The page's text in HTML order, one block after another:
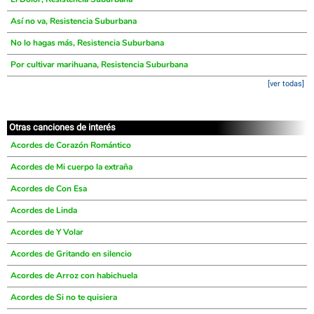
Así no va, Resistencia Suburbana
No lo hagas más, Resistencia Suburbana
Por cultivar marihuana, Resistencia Suburbana
[ver todas]
Otras canciones de interés
Acordes de Corazón Romántico
Acordes de Mi cuerpo la extraña
Acordes de Con Esa
Acordes de Linda
Acordes de Y Volar
Acordes de Gritando en silencio
Acordes de Arroz con habichuela
Acordes de Si no te quisiera